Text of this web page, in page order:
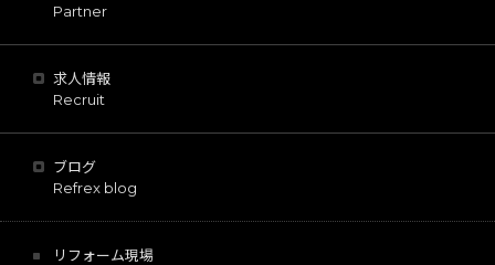
Partner
求人情報
Recruit
ブログ
Refrex blog
リフォーム現場